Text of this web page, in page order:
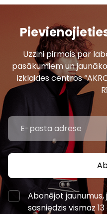
Uzzini pirmais par
pasākumiem un
izklaides centros
Abonējot
sasniedzis vismaz